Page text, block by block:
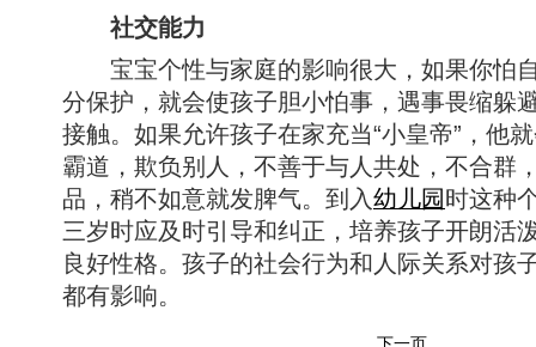
社交能力
宝宝个性与家庭的影响很大，如果你怕
分保护，就会使孩子胆小怕事，遇事畏缩躲
接触。如果允许孩子在家充当“小皇帝”，他
霸道，欺负别人，不善于与人共处，不合群
品，稍不如意就发脾气。到入幼儿园时这种
三岁时应及时引导和纠正，培养孩子开朗活
良好性格。孩子的社会行为和人际关系对孩
都有影响。